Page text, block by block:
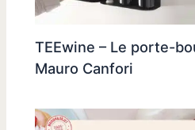
TEEwine – Le porte-
Mauro Canfori